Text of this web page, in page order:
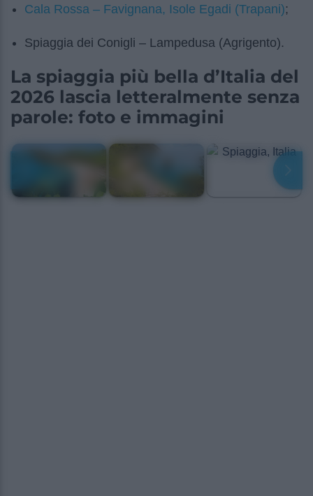
Cala Rossa – Favignana, Isole Egadi (Trapani);
Spiaggia dei Conigli – Lampedusa (Agrigento).
La spiaggia più bella d’Italia del
2026 lascia letteralmente senza
parole: foto e immagini